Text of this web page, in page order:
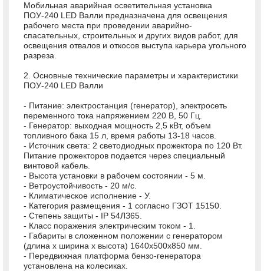
Мобильная аварийная осветительная установка
ПОУ-240 LED Валли предназначена для освещения
рабочего места при проведении аварийно-
спасательных, строительных и других видов работ, для
освещения отвалов и откосов выступа карьера угольного
разреза.
2. Основные технические параметры и характеристики
ПОУ-240 LED Валли
- Питание: электростанция (генератор), электросеть
переменного тока напряжением 220 В, 50 Гц.
- Генератор: выходная мощность 2,5 кВт, объем
топливного бака 15 л, время работы 13-18 часов.
- Источник света: 2 светодиодных прожектора по 120 Вт.
Питание прожекторов подается через специальный
винтовой кабель.
- Высота установки в рабочем состоянии - 5 м.
- Ветроустойчивость - 20 м/с.
- Климатическое исполнение - У.
- Категория размещения - 1 согласно ГЗОТ 15150.
- Степень защиты - IP 54ЛЗ65.
- Класс поражения электрическим током - 1.
- Габариты в сложенном положении с генератором
(длина x ширина x высота) 1640x500x850 мм.
- Передвижная платформа бензо-генератора
установлена на колесиках.